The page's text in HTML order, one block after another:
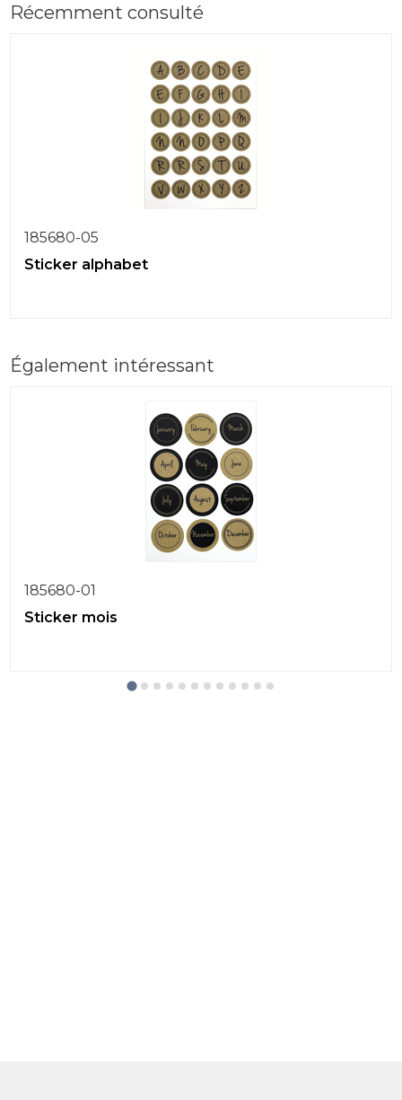
Récemment consulté
185680-05
Sticker alphabet
Également intéressant
185680-01
Sticker mois